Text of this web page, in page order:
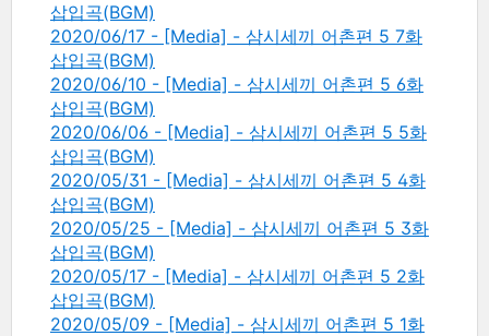
삽입곡(BGM)
2020/06/17 - [Media] - 삼시세끼 어촌편 5 7화
삽입곡(BGM)
2020/06/10 - [Media] - 삼시세끼 어촌편 5 6화
삽입곡(BGM)
2020/06/06 - [Media] - 삼시세끼 어촌편 5 5화
삽입곡(BGM)
2020/05/31 - [Media] - 삼시세끼 어촌편 5 4화
삽입곡(BGM)
2020/05/25 - [Media] - 삼시세끼 어촌편 5 3화
삽입곡(BGM)
2020/05/17 - [Media] - 삼시세끼 어촌편 5 2화
삽입곡(BGM)
2020/05/09 - [Media] - 삼시세끼 어촌편 5 1화